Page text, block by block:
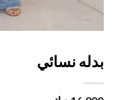
نسائي